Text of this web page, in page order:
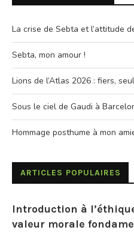
La crise de Sebta et l’attitude
Sebta, mon amour !
Lions de l’Atlas 2026 : fiers,
Sous le ciel de Gaudi à
Hommage posthume à mon
ARTICLES POPULAIRES
Introduction à
valeur morale